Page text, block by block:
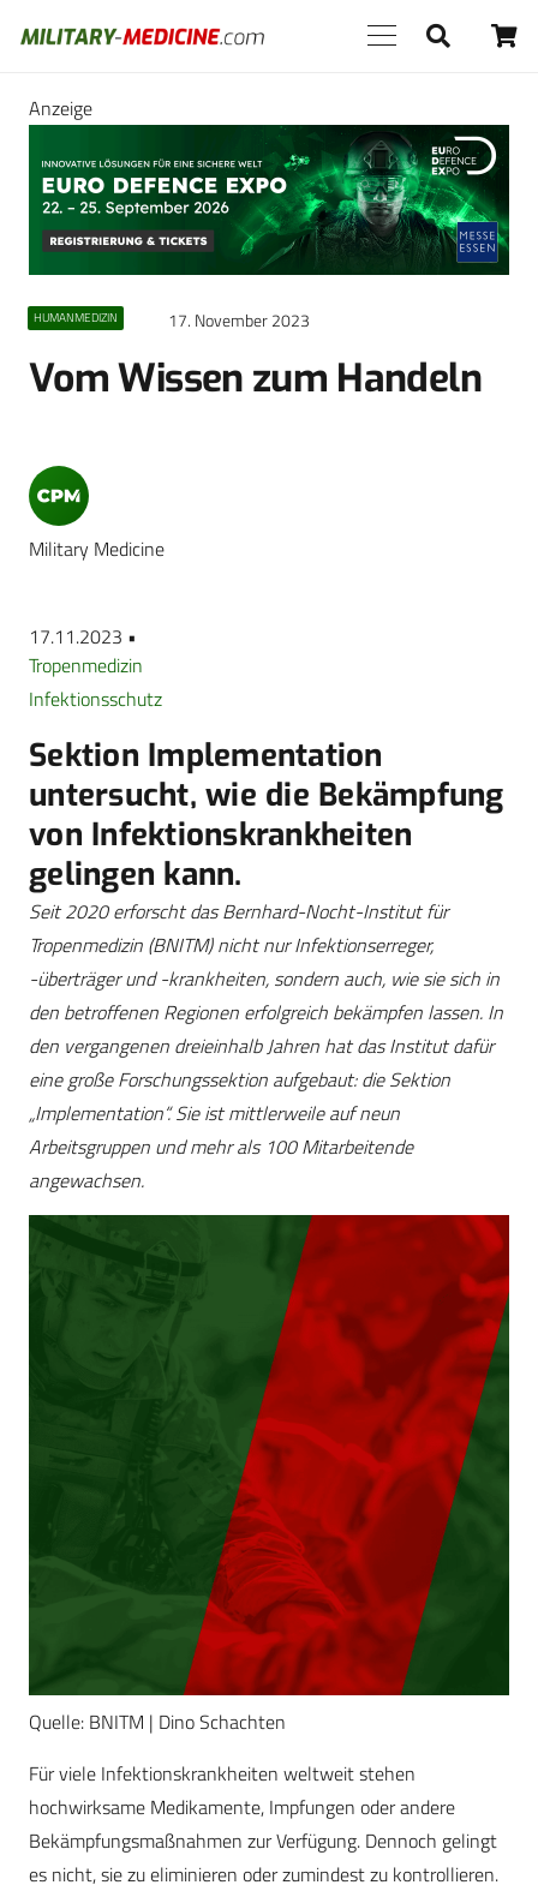
Anzeige
HUMANMEDIZIN 17. November 2023
Vom Wissen zum Handeln
Military Medicine
17.11.2023 •
Tropenmedizin
Infektionsschutz
Sektion Implementation
untersucht, wie die Bekämpfung
von Infektionskrankheiten
gelingen kann.
Seit 2020 erforscht das Bernhard-Nocht-Institut für
Tropenmedizin (BNITM) nicht nur Infektionserreger,
-überträger und -krankheiten, sondern auch, wie sie sich in
den betroffenen Regionen erfolgreich bekämpfen lassen. In
den vergangenen dreieinhalb Jahren hat das Institut dafür
eine große Forschungssektion aufgebaut: die Sektion
„Implementation“. Sie ist mittlerweile auf neun
Arbeitsgruppen und mehr als 100 Mitarbeitende
angewachsen.
Quelle: BNITM | Dino Schachten
Für viele Infektionskrankheiten weltweit stehen
hochwirksame Medikamente, Impfungen oder andere
Bekämpfungsmaßnahmen zur Verfügung. Dennoch gelingt
es nicht, sie zu eliminieren oder zumindest zu kontrollieren.